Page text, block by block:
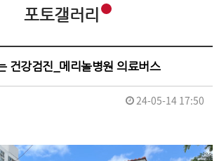
포토갤러리
건강검진_메리놀병원 의료버스
24-05-14 17:50